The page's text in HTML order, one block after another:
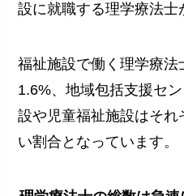
設に就職する理学療法士
福祉施設で働く理学療
1.6%、地域包括支援セ
設や児童福祉施設はそ
い割合となっています。